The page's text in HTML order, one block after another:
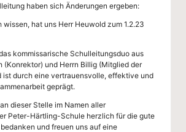
haben sich Änderungen ergeben:
wissen, hat uns Herr Heuwold zum 1.2.23
kommissarische Schulleitungsduo aus
(Konrektor) und Herrn Billig (Mitglied der
ist durch eine vertrauensvolle, effektive und
geprägt.
dieser Stelle im Namen aller
Peter-Härtling-Schule herzlich für die gute
und freuen uns auf eine